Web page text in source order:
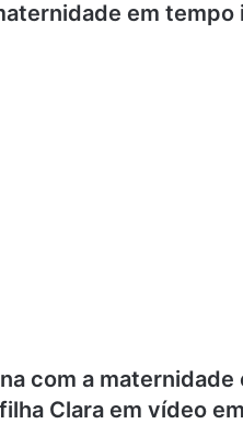
em tempo
com a maternidade
Clara em vídeo